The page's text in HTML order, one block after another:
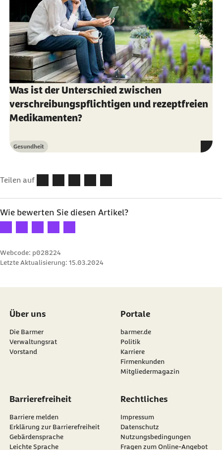
Was ist der Unterschied zwischen
verschreibungspflichtigen und rezeptfreien
Medikamenten?
Kategorie
Gesundheit
Teilen auf
Wie bewerten Sie diesen Artikel?
Ihre Bewertung: 1 Stern
Ihre Bewertung: 2 Sterne
Ihre Bewertung: 3 Sterne
Ihre Bewertung: 4 Sterne
Ihre Bewertung: 5 Sterne
Webcode: p028224
Letzte Aktualisierung: 15.03.2024
Über uns
Die Barmer
Verwaltungsrat
Vorstand
Portale
barmer.de
Politik
Karriere
Firmenkunden
Mitgliedermagazin
Barrierefreiheit
Barriere melden
Erklärung zur Barrierefreiheit
Gebärdensprache
Leichte Sprache
Rechtliches
Impressum
Datenschutz
Nutzungsbedingungen
Fragen zum Online-Angebot